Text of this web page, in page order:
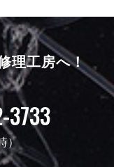
理工房へ！
3733
）